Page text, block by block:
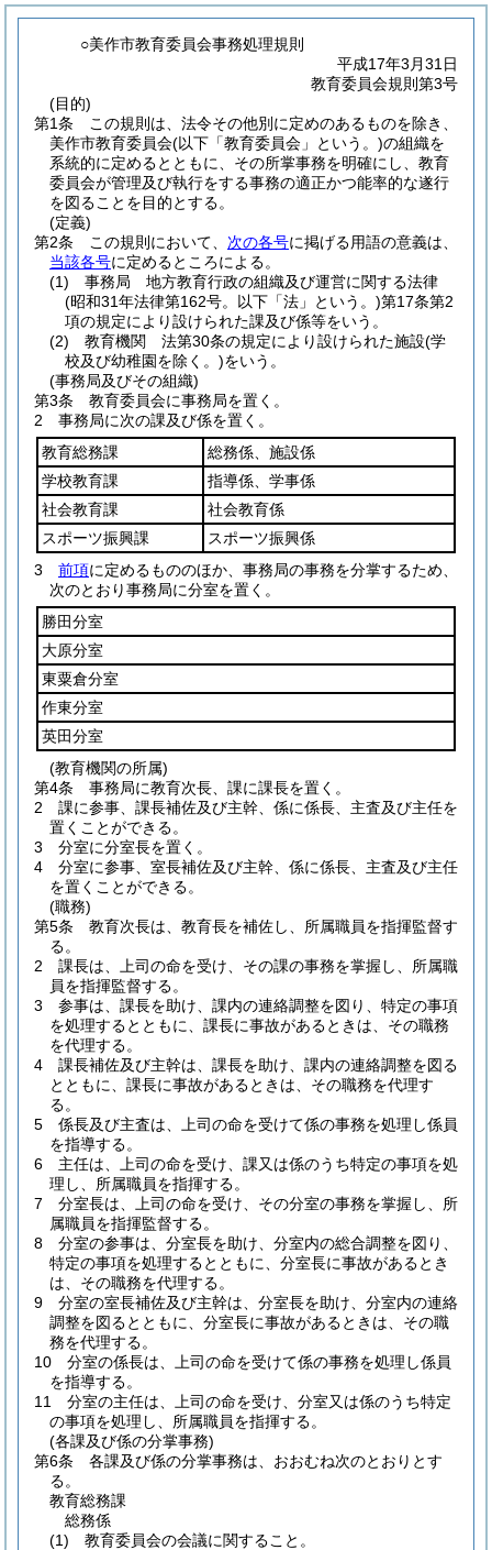
○美作市教育委員会事務処理規則
平成17年3月31日
教育委員会規則第3号
(目的)
第1条
この規則は、法令その他別に定めのあるものを除き、
美作市教育委員会(以下「教育委員会」という。)の組織を
系統的に定めるとともに、その所掌事務を明確にし、教育
委員会が管理及び執行をする事務の適正かつ能率的な遂行
を図ることを目的とする。
(定義)
第2条
この規則において、 次の各号に掲げる用語の意義は、
当該各号に定めるところによる。
(1)
事務局 地方教育行政の組織及び運営に関する法律
(昭和31年法律第162号。以下「法」という。)第17条第2
項の規定により設けられた課及び係等をいう。
(2)
教育機関 法第30条の規定により設けられた施設(学
校及び幼稚園を除く。)をいう。
(事務局及びその組織)
第3条
教育委員会に事務局を置く。
2
事務局に次の課及び係を置く。
教育総務課
総務係、施設係
学校教育課
指導係、学事係
社会教育課
社会教育係
スポーツ振興課
スポーツ振興係
3
前項に定めるもののほか、事務局の事務を分掌するため、
次のとおり事務局に分室を置く。
勝田分室
大原分室
東粟倉分室
作東分室
英田分室
(教育機関の所属)
第4条
事務局に教育次長、課に課長を置く。
2
課に参事、課長補佐及び主幹、係に係長、主査及び主任を
置くことができる。
3
分室に分室長を置く。
4
分室に参事、室長補佐及び主幹、係に係長、主査及び主任
を置くことができる。
(職務)
第5条
教育次長は、教育長を補佐し、所属職員を指揮監督す
る。
2
課長は、上司の命を受け、その課の事務を掌握し、所属職
員を指揮監督する。
3
参事は、課長を助け、課内の連絡調整を図り、特定の事項
を処理するとともに、課長に事故があるときは、その職務
を代理する。
4
課長補佐及び主幹は、課長を助け、課内の連絡調整を図る
とともに、課長に事故があるときは、その職務を代理す
る。
5
係長及び主査は、上司の命を受けて係の事務を処理し係員
を指導する。
6
主任は、上司の命を受け、課又は係のうち特定の事項を処
理し、所属職員を指揮する。
7
分室長は、上司の命を受け、その分室の事務を掌握し、所
属職員を指揮監督する。
8
分室の参事は、分室長を助け、分室内の総合調整を図り、
特定の事項を処理するとともに、分室長に事故があるとき
は、その職務を代理する。
9
分室の室長補佐及び主幹は、分室長を助け、分室内の連絡
調整を図るとともに、分室長に事故があるときは、その職
務を代理する。
10
分室の係長は、上司の命を受けて係の事務を処理し係員
を指導する。
11
分室の主任は、上司の命を受け、分室又は係のうち特定
の事項を処理し、所属職員を指揮する。
(各課及び係の分掌事務)
第6条
各課及び係の分掌事務は、おおむね次のとおりとす
る。
教育総務課
総務係
(1) 教育委員会の会議に関すること。